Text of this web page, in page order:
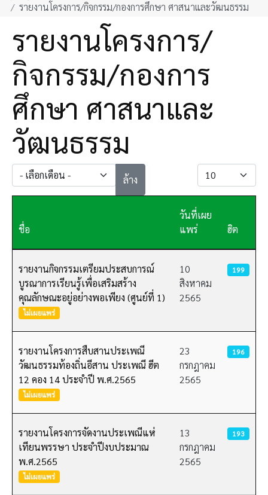
c
o
k
u
u
e
รายงานโครงการ/กิจกรรม/กองการศึกษา ศาสนาและวัฒนธรรม
รายงานโครงการ/
กิจกรรม/กองการ
ศึกษา ศาสนาและ
วัฒนธรรม
- เลือกเดือน -
ล้าง
แสดง #
ชื่อ
วันที่เผย
แพร่
ฮิต
รายงานกิจกรรมเตรียมประสบการณ์
บูรณาการเรียนรู้เพื่อเสริมสร้าง
คุณลักษณะอยู่อย่างพอเพียง (ศูนย์ที่ 1)
ไม่เผยแพร่
10
สิงหาคม
2565
199
รายงานโครงการสืบสานประเพณี
วัฒนธรรมท้องถิ่นอีสาน ประเพณี ฮีต
12 คอง 14 ประจำปี พ.ศ.2565
ไม่เผยแพร่
23
กรกฎาคม
2565
196
รายงานโครงการจัดงานประเพณีแห่
เทียนพรรษา ประจำปีงบประมาณ
พ.ศ.2565
ไม่เผยแพร่
13
กรกฎาคม
2565
193